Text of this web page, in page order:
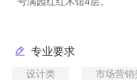
专业要求
设计类 市场营销